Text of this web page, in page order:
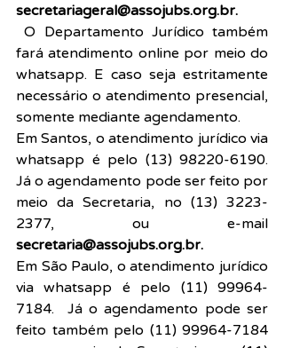
secretariageral@assojubs.org.br.
O Departamento Jurídico também
fará atendimento online por meio do
whatsapp. E caso seja estritamente
necessário o atendimento presencial,
somente mediante agendamento.
Em Santos, o atendimento jurídico via
whatsapp é pelo (13) 98220-6190.
Já o agendamento pode ser feito por
meio da Secretaria, no (13) 3223-
secretaria@assojubs.org.br.
Em São Paulo, o atendimento jurídico
via whatsapp é pelo (11) 99964-
7184.  Já o agendamento pode ser
feito também pelo (11) 99964-7184